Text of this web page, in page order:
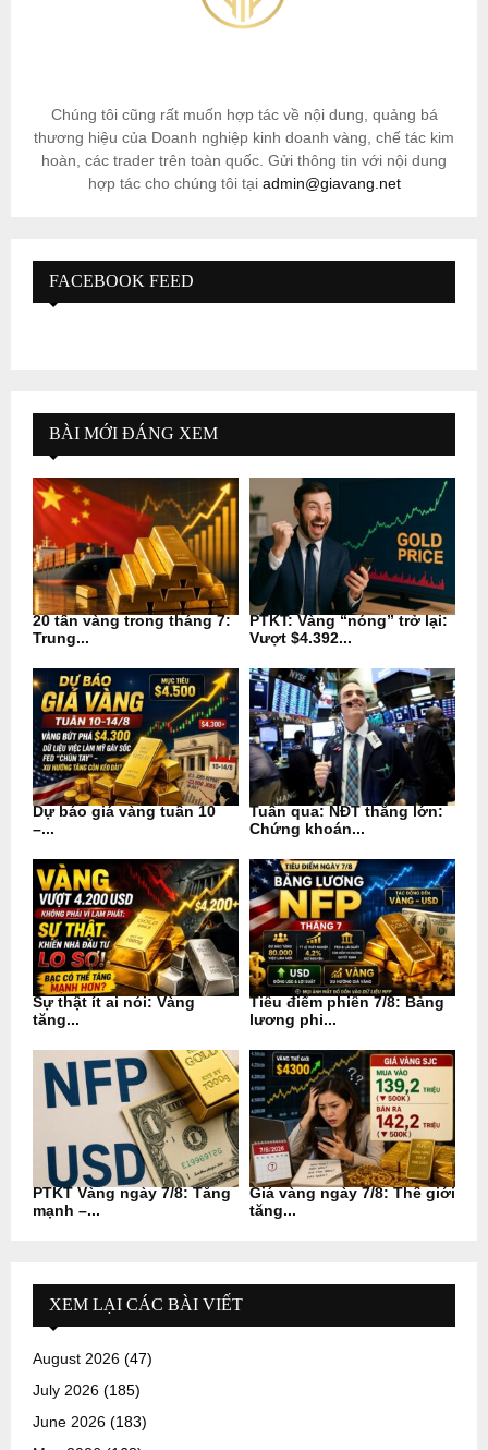
Chúng tôi cũng rất muốn hợp tác về nội dung, quảng bá
thương hiệu của Doanh nghiệp kinh doanh vàng, chế tác kim
hoàn, các trader trên toàn quốc. Gửi thông tin với nội dung
hợp tác cho chúng tôi tại admin@giavang.net
FACEBOOK FEED
BÀI MỚI ĐÁNG XEM
20 tấn vàng trong tháng 7:
Trung...
PTKT: Vàng “nóng” trở lại:
Vượt $4.392...
Dự báo giá vàng tuần 10
–...
Tuần qua: NĐT thắng lớn:
Chứng khoán...
Sự thật ít ai nói: Vàng
tăng...
Tiêu điểm phiên 7/8: Bảng
lương phi...
PTKT Vàng ngày 7/8: Tăng
mạnh –...
Giá vàng ngày 7/8: Thế giới
tăng...
XEM LẠI CÁC BÀI VIẾT
August 2026 (47)
July 2026 (185)
June 2026 (183)